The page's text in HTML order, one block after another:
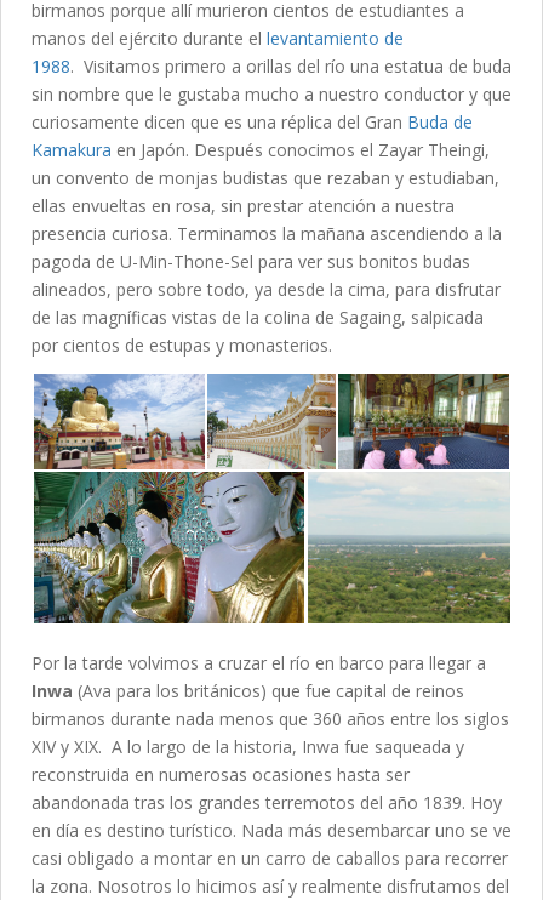
birmanos porque allí murieron cientos de estudiantes a
manos del ejército durante el levantamiento de
1988. Visitamos primero a orillas del río una estatua de buda
sin nombre que le gustaba mucho a nuestro conductor y que
curiosamente dicen que es una réplica del Gran Buda de
Kamakura en Japón. Después conocimos el Zayar Theingi,
un convento de monjas budistas que rezaban y estudiaban,
ellas envueltas en rosa, sin prestar atención a nuestra
presencia curiosa. Terminamos la mañana ascendiendo a la
pagoda de U-Min-Thone-Sel para ver sus bonitos budas
alineados, pero sobre todo, ya desde la cima, para disfrutar
de las magníficas vistas de la colina de Sagaing, salpicada
por cientos de estupas y monasterios.
Por la tarde volvimos a cruzar el río en barco para llegar a
Inwa (Ava para los británicos) que fue capital de reinos
birmanos durante nada menos que 360 años entre los siglos
XIV y XIX. A lo largo de la historia, Inwa fue saqueada y
reconstruida en numerosas ocasiones hasta ser
abandonada tras los grandes terremotos del año 1839. Hoy
en día es destino turístico. Nada más desembarcar uno se ve
casi obligado a montar en un carro de caballos para recorrer
la zona. Nosotros lo hicimos así y realmente disfrutamos del